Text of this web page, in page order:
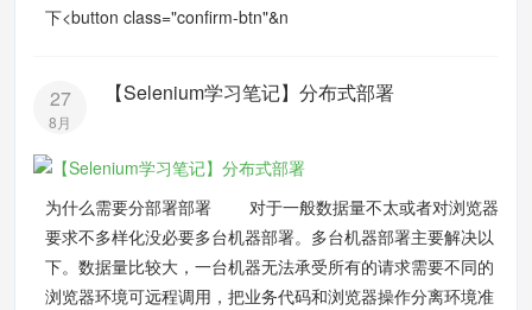
下<button class="confirm-btn"&n
27
8月
【Selenium学习笔记】分布式部署
为什么需要分部署部署 对于一般数据量不太或者对浏览器
要求不多样化没必要多台机器部署。多台机器部署主要解决以
下。数据量比较大，一台机器无法承受所有的请求需要不同的
浏览器环境可远程调用，把业务代码和浏览器操作分离环境准